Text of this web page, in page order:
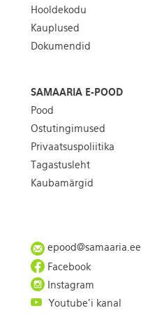
Hooldekodu
Kauplused
Dokumendid
SAMAARIA E-POOD
Pood
Ostutingimused
Privaatsuspoliitika
Tagastusleht
Kaubamärgid
epood@samaaria.ee
Facebook
Instagram
Youtube'i kanal